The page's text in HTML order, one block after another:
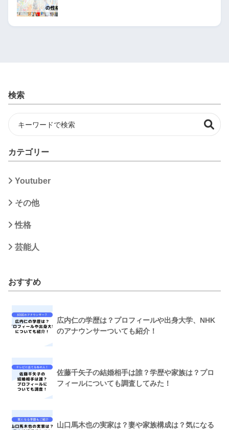
検索
カテゴリー
Youtuber
その他
性格
芸能人
おすすめ
広内仁の学歴は？プロフィールや出身大学、NHK
のアナウンサーついても紹介！
佐藤千矢子の結婚相手は誰？学歴や家族は？プロ
フィールについても調査してみた！
山口馬木也の実家は？妻や家族構成は？気になる